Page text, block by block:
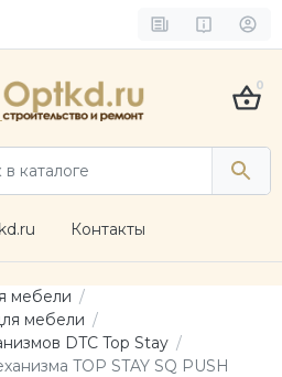
0
Контакты
мебели
мебели
DTC Top Stay
TOP STAY SQ PUSH